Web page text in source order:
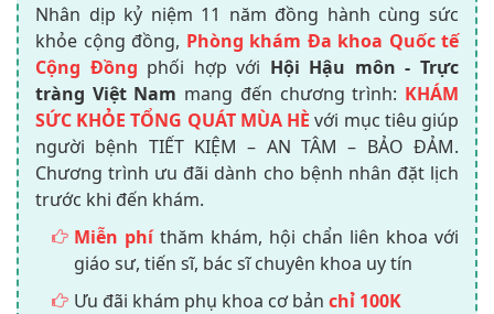
Nhân dịp kỷ niệm 11 năm đồng hành cùng sức
khỏe cộng đồng, Phòng khám Đa khoa Quốc tế
Cộng Đồng phối hợp với Hội Hậu môn - Trực
tràng Việt Nam mang đến chương trình: KHÁM
SỨC KHỎE TỔNG QUÁT MÙA HÈ với mục tiêu giúp
người bệnh TIẾT KIỆM – AN TÂM – BẢO ĐẢM.
Chương trình ưu đãi dành cho bệnh nhân đặt lịch
trước khi đến khám.
Miễn phíthăm khám, hội chẩn liên khoa với
giáo sư, tiến sĩ, bác sĩ chuyên khoa uy tín
Ưu đãi khám phụ khoa cơ bản chỉ 100K